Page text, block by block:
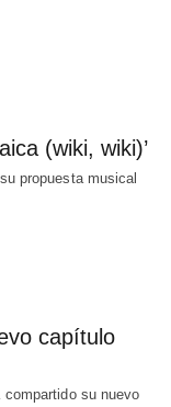
(wiki, wiki)’
propuesta musical
capítulo
su nuevo